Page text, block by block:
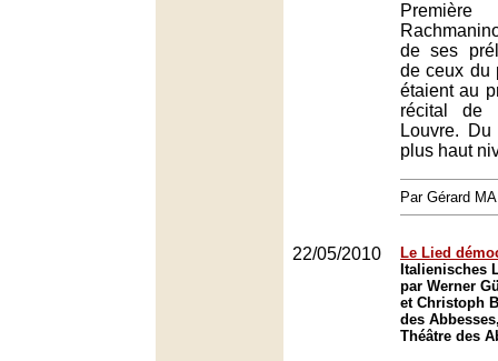
de ses
de ceux du
étaient au
récital de
Louvre.
plus haut
Par Gérard
22/05/2010
Le Lied
Italienisches
par Werner
et Christoph
des
Théâtre des